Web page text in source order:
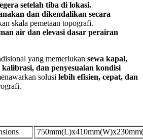
setelah tiba di lokasi.
dan dikendalikan secara
skala pemetaan topografi.
air dan elevasi dasar perairan
yang memerlukan sewa kapal,
dan penyesuaian kondisi
solusi lebih efisien, cepat, dan